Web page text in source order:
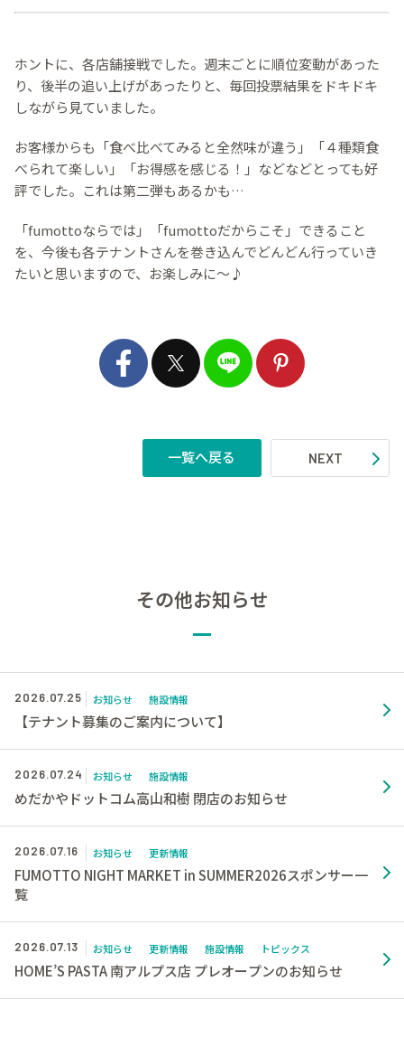
ホントに、各店舗接戦でした。週末ごとに順位変動があった
り、後半の追い上げがあったりと、毎回投票結果をドキドキ
しながら見ていました。
お客様からも「食べ比べてみると全然味が違う」「４種類食
べられて楽しい」「お得感を感じる！」などなどとっても好
評でした。これは第二弾もあるかも…
「fumottoならでは」「fumottoだからこそ」できること
を、今後も各テナントさんを巻き込んでどんどん行っていき
たいと思いますので、お楽しみに～♪
一覧へ戻る NEXT
その他お知らせ
2026.07.25 お知らせ 施設情報
【テナント募集のご案内について】
2026.07.24 お知らせ 施設情報
めだかやドットコム高山和樹 閉店のお知らせ
2026.07.16 お知らせ 更新情報
FUMOTTO NIGHT MARKET in SUMMER2026スポンサー一
覧
2026.07.13 お知らせ 更新情報 施設情報 トピックス
HOME’S PASTA 南アルプス店 プレオープンのお知らせ